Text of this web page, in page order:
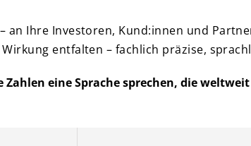
an Ihre Investoren, Kund:innen und
entfalten – fachlich präzise,
eine Sprache sprechen, die